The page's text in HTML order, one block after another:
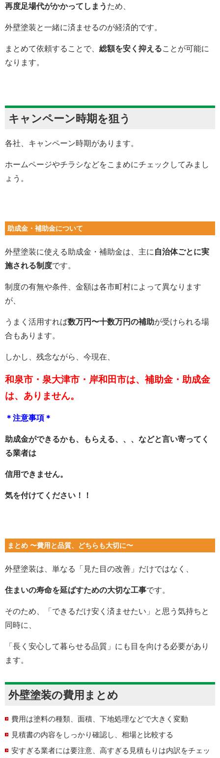
再度足場代がかかってしまう ため、
外壁塗装と一緒に済ませるのが経済的です。
まとめて依頼することで、 総額を安く抑えることが可能に
なります。
キャンペーン時期を狙う
各社、キャンペーン時期があります。
ホームページやチラシなどをこまめにチェックしてみまし
ょう。
助成金・補助金について
外壁塗装に使える助成金・補助金は、主に 自治体ごとに実
施される制度です。
制度の有無や条件、金額は各市町村によって異なります
が、
うまく活用すれば数万円〜十数万円の補助が受けられる場
合もあります。
しかし、残念ながら、今現在、
和泉市・泉大津市・岸和田市は、補助金・助成金
は、ありません。
＊注意事項＊
助成金ができるかも、もらえる、、、などと言い寄ってく
る業者は
信用できません。
気を付けてください！！
まとめ 〜費用と品質、どちらも大切に〜
外壁塗装は、単なる「見た目の改善」だけではなく、
住まいの寿命を延ばすための大切な工事です。
そのため、「できるだけ安く済ませたい」と思う気持ちと
同時に、
「長く安心して暮らせる品質」にも目を向ける必要があり
ます。
外壁塗装の費用まとめ
費用は塗料の種類、面積、下地処理などで大きく変動
見積書の内容をしっかり確認し、相場と比較する
安すぎる業者には要注意、高すぎる見積もりは内訳をチェッ